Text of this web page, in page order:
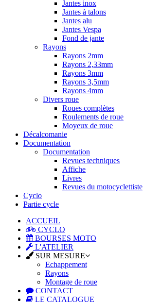
Jantes inox
Jantes à talons
Jantes alu
Jantes Vespa
Fond de jante
Rayons
Rayons 2mm
Rayons 2,33mm
Rayons 3mm
Rayons 3,5mm
Rayons 4mm
Divers roue
Roues complètes
Roulements de roue
Moyeux de roue
Décalcomanie
Documentation
Documentation
Revues techniques
Affiche
Livres
Revues du motocyclettiste
Cyclo
Partie cycle
ACCUEIL
CYCLO
BOURSES MOTO
L'ATELIER
SUR MESURE
Echappement
Rayons
Montage de roue
CONTACT
LE CATALOGUE